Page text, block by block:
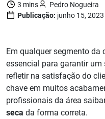
3 mins
Pedro Nogueira
Publicação: junho 15, 2023
Em qualquer segmento da
essencial para garantir um
refletir na satisfação do
chave em muitos
profissionais da área
seca da forma correta.